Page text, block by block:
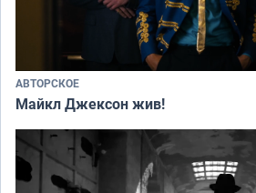
АВТОРСКОЕ
Майкл Джексон жив!